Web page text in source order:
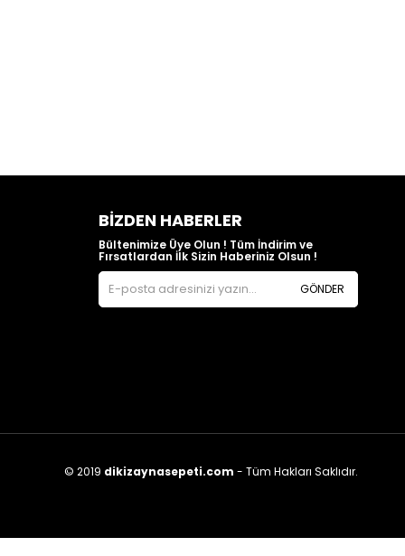
BIZDEN HABERLER
Bültenimize Üye Olun ! Tüm İndirim ve
Fırsatlardan İlk Sizin Haberiniz Olsun !
GÖNDER
© 2019 dikizaynasepeti.com - Tüm Hakları Saklıdır.